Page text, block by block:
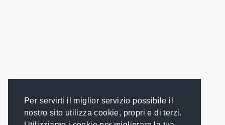
Per servirti il miglior servizio possibile il
nostro sito utilizza cookie, propri e di terzi.